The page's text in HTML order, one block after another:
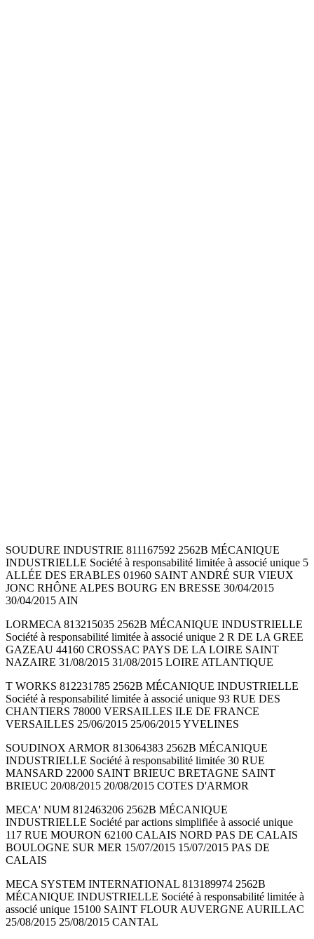
SOUDURE INDUSTRIE 811167592 2562B MÉCANIQUE
INDUSTRIELLE Société à responsabilité limitée à associé unique 5
ALLÉE DES ERABLES 01960 SAINT ANDRÉ SUR VIEUX
JONC RHÔNE ALPES BOURG EN BRESSE 30/04/2015
30/04/2015 AIN
LORMECA 813215035 2562B MÉCANIQUE INDUSTRIELLE
Société à responsabilité limitée à associé unique 2 R DE LA GREE
GAZEAU 44160 CROSSAC PAYS DE LA LOIRE SAINT
NAZAIRE 31/08/2015 31/08/2015 LOIRE ATLANTIQUE
T WORKS 812231785 2562B MÉCANIQUE INDUSTRIELLE
Société à responsabilité limitée à associé unique 93 RUE DES
CHANTIERS 78000 VERSAILLES ILE DE FRANCE
VERSAILLES 25/06/2015 25/06/2015 YVELINES
SOUDINOX ARMOR 813064383 2562B MÉCANIQUE
INDUSTRIELLE Société à responsabilité limitée 30 RUE
MANSARD 22000 SAINT BRIEUC BRETAGNE SAINT
BRIEUC 20/08/2015 20/08/2015 COTES D'ARMOR
MECA' NUM 812463206 2562B MÉCANIQUE
INDUSTRIELLE Société par actions simplifiée à associé unique
117 RUE MOURON 62100 CALAIS NORD PAS DE CALAIS
BOULOGNE SUR MER 15/07/2015 15/07/2015 PAS DE
CALAIS
MECA SYSTEM INTERNATIONAL 813189974 2562B
MÉCANIQUE INDUSTRIELLE Société à responsabilité limitée à
associé unique 15100 SAINT FLOUR AUVERGNE AURILLAC
25/08/2015 25/08/2015 CANTAL